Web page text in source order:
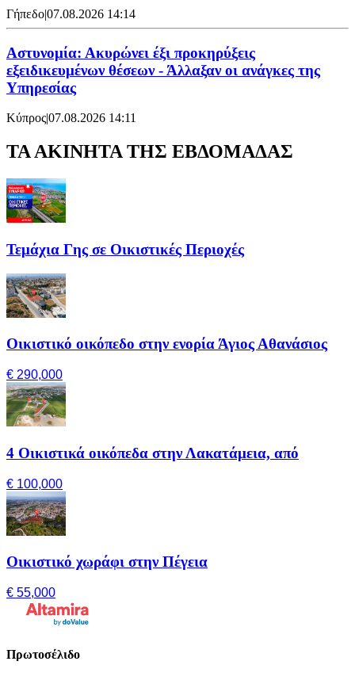
Γήπεδο|07.08.2026 14:14
Αστυνομία: Ακυρώνει έξι προκηρύξεις
εξειδικευμένων θέσεων - Άλλαξαν οι ανάγκες της
Υπηρεσίας
Κύπρος07.08.2026 14:11
ΤΑ ΑΚΙΝΗΤΑ ΤΗΣ ΕΒΔΟΜΑΔΑΣ
Τεμάχια Γης σε Οικιστικές Περιοχές
Οικιστικό οικόπεδο στην ενορία Άγιος Αθανάσιος
€ 290,000
4 Οικιστικά οικόπεδα στην Λακατάμεια, από
€ 100,000
Οικιστικό χωράφι στην Πέγεια
€ 55,000
Πρωτοσέλιδο